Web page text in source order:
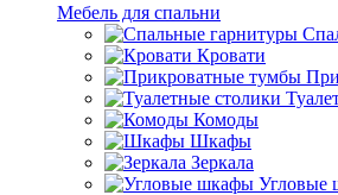
Мебель для спальни
Кровати
Комоды
Шкафы
Зеркала
Угловые